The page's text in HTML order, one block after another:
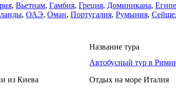
, Вьетнам, Гамбия, Греция, Доминиканa,
, ОАЭ, Оман, Португалия, Румыния,
Название тура
Автобусный тур в
Отдых на море Италия